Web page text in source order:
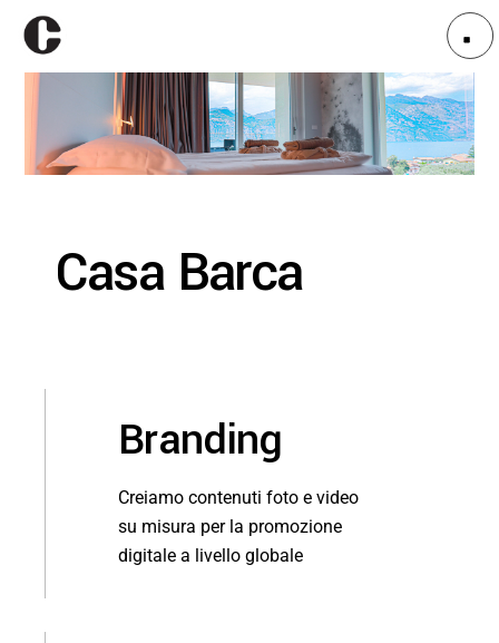
Casa Barca
Branding
Creiamo contenuti foto e video
su misura per la promozione
digitale a livello globale